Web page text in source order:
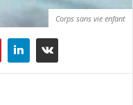
Corps sans vie enfant